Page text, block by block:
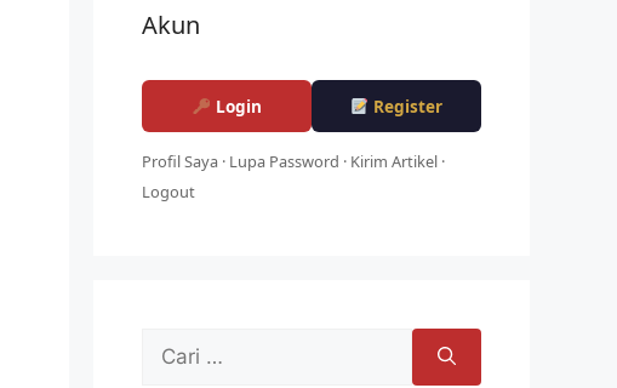
Akun
Login Register
Profil Saya · Lupa Password · Kirim Artikel ·
Logout
Cari